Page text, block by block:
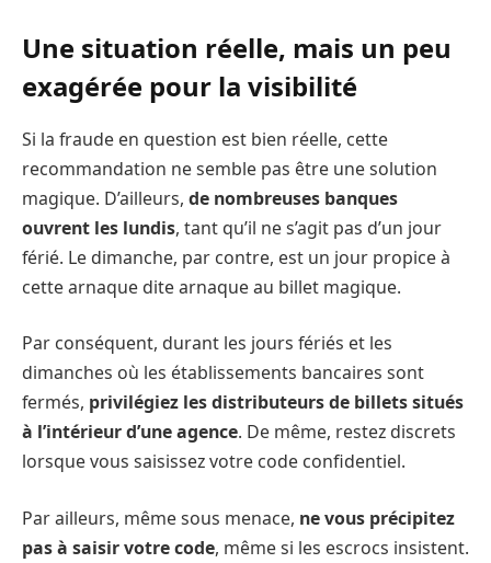
Une situation réelle, mais un peu
exagérée pour la visibilité
Si la fraude en question est bien réelle, cette
recommandation ne semble pas être une solution
magique. D’ailleurs, de nombreuses banques
ouvrent les lundis, tant qu’il ne s’agit pas d’un jour
férié. Le dimanche, par contre, est un jour propice à
cette arnaque dite arnaque au billet magique.
Par conséquent, durant les jours fériés et les
dimanches où les établissements bancaires sont
fermés, privilégiez les distributeurs de billets situés
à l’intérieur d’une agence. De même, restez discrets
lorsque vous saisissez votre code confidentiel.
Par ailleurs, même sous menace, ne vous précipitez
pas à saisir votre code, même si les escrocs insistent.